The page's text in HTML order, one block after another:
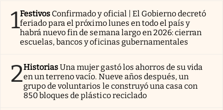
1Festivos Confirmado y oficial | El Gobierno decretó
feriado para el próximo lunes en todo el país y
habrá nuevo fin de semana largo en 2026: cierran
escuelas, bancos y oficinas gubernamentales
2HistoriasUna mujer gastó los ahorros de su vida
en un terreno vacío. Nueve años después, un
grupo de voluntarios le construyó una casa con
850 bloques de plástico reciclado